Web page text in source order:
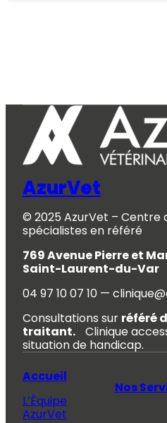
AzurVet
© 2025 AzurVet – Centre
spécialistes en référé
769 Avenue Pierre et
Saint-Laurent-du-Var
04 97 10 07 10 —
Consultations sur référé
traitant. Clinique
situation de handicap.
Accueil
L’Équipe
AzurVet
Nos